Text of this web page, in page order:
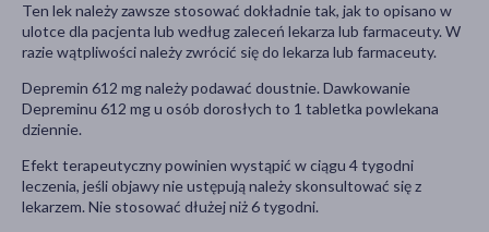
Ten lek należy zawsze stosować dokładnie tak, jak to opisano w
ulotce dla pacjenta lub według zaleceń lekarza lub farmaceuty. W
razie wątpliwości należy zwrócić się do lekarza lub farmaceuty.
Depremin 612 mg należy podawać doustnie. Dawkowanie
Depreminu 612 mg u osób dorosłych to 1 tabletka powlekana
dziennie.
Efekt terapeutyczny powinien wystąpić w ciągu 4 tygodni
leczenia, jeśli objawy nie ustępują należy skonsultować się z
lekarzem. Nie stosować dłużej niż 6 tygodni.